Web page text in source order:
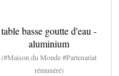
table basse goutte d'eau -
aluminium
(#Maison du Monde #Partenariat
rémunéré)